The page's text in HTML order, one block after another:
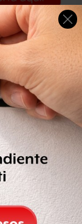
en
León,
Morelos,
Tlaxcala,
chubascos
intervalos de
máximos
y Sonora, y